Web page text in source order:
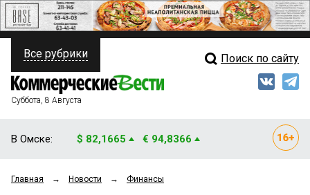
ПОЛИТИКА
ФИНАНСЫ
ОБЩЕСТВО
Свежий выпуск
Все рубрики Поиск по сайту
Суббота, 8 Августа
В Омске: $ 82,1665 € 94,8366
Главная → Новости → Финансы